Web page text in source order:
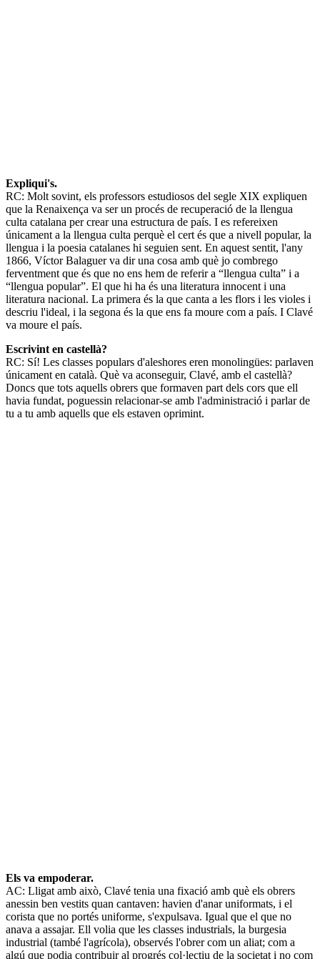
Expliqui's.
RC: Molt sovint, els professors estudiosos del segle XIX expliquen
que la Renaixença va ser un procés de recuperació de la llengua
culta catalana per crear una estructura de país. I es refereixen
únicament a la llengua culta perquè el cert és que a nivell popular, la
llengua i la poesia catalanes hi seguien sent. En aquest sentit, l'any
1866, Víctor Balaguer va dir una cosa amb què jo combrego
ferventment que és que no ens hem de referir a “llengua culta” i a
“llengua popular”. El que hi ha és una literatura innocent i una
literatura nacional. La primera és la que canta a les flors i les violes i
descriu l'ideal, i la segona és la que ens fa moure com a país. I Clavé
va moure el país.
Escrivint en castellà?
RC: Sí! Les classes populars d'aleshores eren monolingües: parlaven
únicament en català. Què va aconseguir, Clavé, amb el castellà?
Doncs que tots aquells obrers que formaven part dels cors que ell
havia fundat, poguessin relacionar-se amb l'administració i parlar de
tu a tu amb aquells que els estaven oprimint.
Els va empoderar.
AC: Lligat amb això, Clavé tenia una fixació amb què els obrers
anessin ben vestits quan cantaven: havien d'anar uniformats, i el
corista que no portés uniforme, s'expulsava. Igual que el que no
anava a assajar. Ell volia que les classes industrials, la burgesia
industrial (també l'agrícola), observés l'obrer com un aliat; com a
algú que podia contribuir al progrés col·lectiu de la societat i no com